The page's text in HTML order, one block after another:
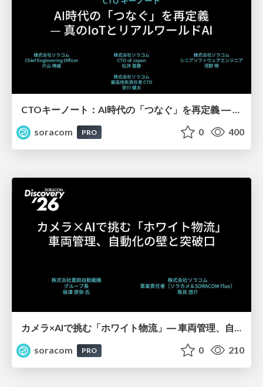
soracom
PRO 0 400
カメラ×AIで挑む「ホワイト物流」― 車両管理、自動化の壁と突破口【SORACOM Discovery 2026】
soracom
PRO 0 210